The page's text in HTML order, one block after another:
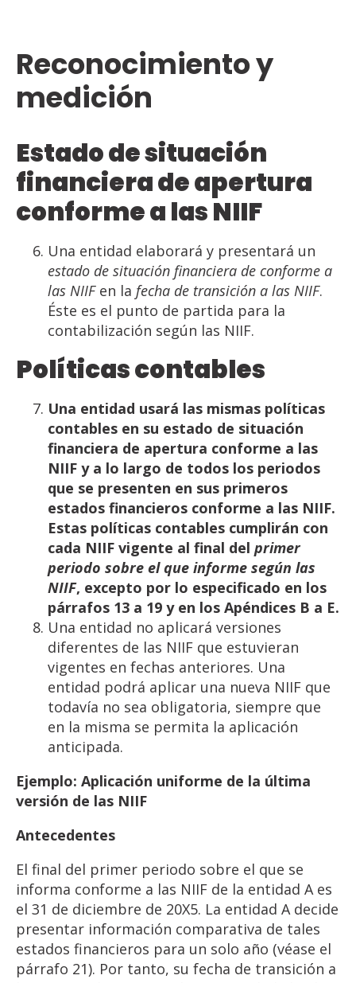
Reconocimientoy
medición
Estadodesituación
financieradeapertura
conforme alas NIIF
Una entidad elaborará y presentará un
estado de situación financiera de conforme a
las NIIF en la fecha de transición a las NIIF.
Éste es el punto de partida para la
contabilización según las NIIF.
Políticascontables
Una entidad usará las mismas políticas
contables en su estado de situación
financiera de apertura conforme a las
NIIF y a lo largo de todos los periodos
que se presenten en sus primeros
estados financieros conforme a las NIIF.
Estas políticas contables cumplirán con
cada NIIF vigente al final del primer
periodo sobre el que informe según las
NIIF, excepto por lo especificado en los
párrafos 13 a 19 y en los Apéndices B a E.
Una entidad no aplicará versiones
diferentes de las NIIF que estuvieran
vigentes en fechas anteriores. Una
entidad podrá aplicar una nueva NIIF que
todavía no sea obligatoria, siempre que
en la misma se permita la aplicación
anticipada.
Ejemplo: Aplicación uniforme de la última
versión de las NIIF
Antecedentes
El final del primer periodo sobre el que se
informa conforme a las NIIF de la entidad A es
el 31 de diciembre de 20X5. La entidad A decide
presentar información comparativa de tales
estados financieros para un solo año (véase el
párrafo 21). Por tanto, su fecha de transición a